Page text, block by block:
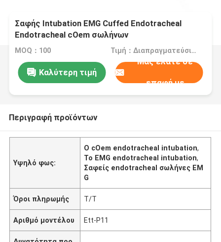
Σαφής Intubation EMG Cuffed Endotracheal
Endotracheal cOem σωλήνων
MOQ：100 Τιμή：Διαπραγματεύσιμα
Καλύτερη τιμή
Μας ελάτε σε
επαφή με
Περιγραφή προϊόντων
Υψηλό φως:
Ο cOem endotracheal intubation,
Το EMG endotracheal intubation,
Σαφείς endotracheal σωλήνες EM
G
Όροι πληρωμής T/T
Αριθμό μοντέλου Ett-P11